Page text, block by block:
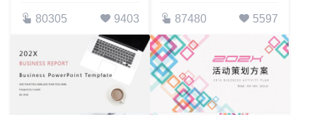
80305 9403 87480 5597